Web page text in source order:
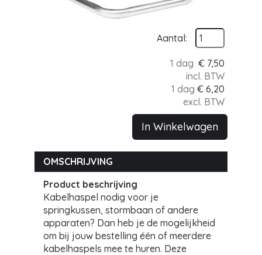
Aantal:
1 dag € 7,50
incl. BTW
1 dag € 6,20
excl. BTW
In Winkelwagen
OMSCHRIJVING
Product beschrijving
Kabelhaspel nodig voor je
springkussen, stormbaan of andere
apparaten? Dan heb je de mogelijkheid
om bij jouw bestelling één of meerdere
kabelhaspels mee te huren. Deze